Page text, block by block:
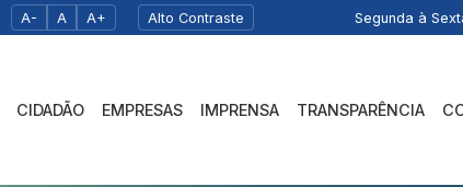
A- A A+ Alto Contraste Segunda à
CIDADÃO EMPRESAS IMPRENSA TRANSPARÊNCIA